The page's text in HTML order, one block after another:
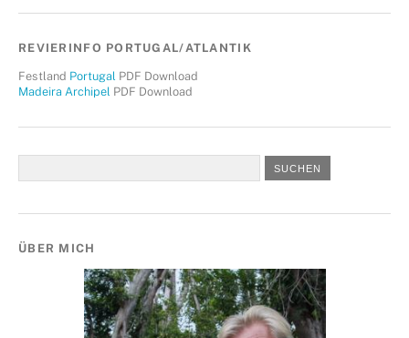
REVIERINFO PORTUGAL/ATLANTIK
Festland Portugal PDF Download
Madeira Archipel PDF Download
ÜBER MICH